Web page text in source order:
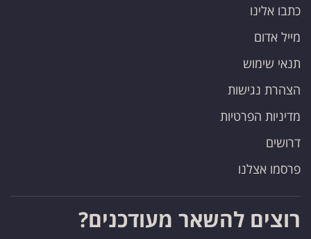
כתבו אלינו
מייל אדום
תנאי שימוש
הצהרת נגישות
מדיניות הפרטיות
דרושים
פרסמו אצלנו
רוצים להשאר מעודכנים?